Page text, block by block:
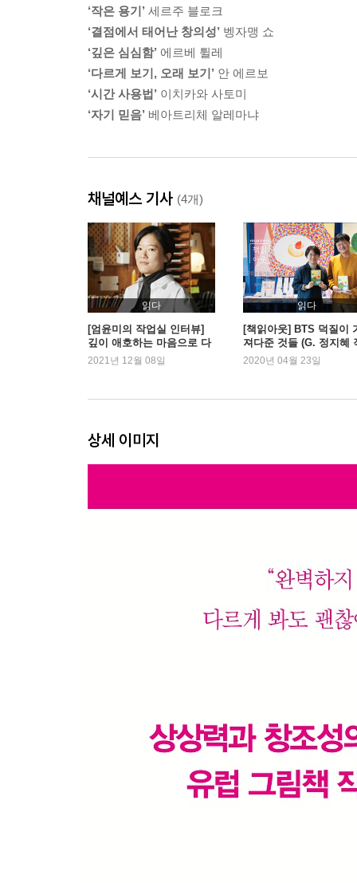
‘작은 용기’ 세르주 블로크
‘결점에서 태어난 창의성’ 벵자맹 쇼
‘깊은 심심함’ 에르베 튈레
‘다르게 보기, 오래 보기’ 안 에르보
‘시간 사용법’ 이치카와 사토미
‘자기 믿음’ 베아트리체 알레마냐
채널예스 기사 (4개)
읽다
[엄윤미의 작업실 인터뷰]
깊이 애호하는 마음으로 다
리를 놓는 일 - 최혜진 작가
2021년 12월 08일
읽다
[책읽아웃] BTS 덕질이
져다준 것들 (G. 정지혜
가)
2020년 04월 23일
상세 이미지